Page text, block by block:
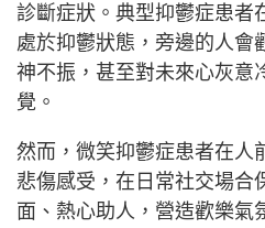
診斷症狀。典型抑鬱症患者
處於抑鬱狀態，旁邊的人會
神不振，甚至對未來心灰意
覺。
然而，微笑抑鬱症患者在人
悲傷感受，在日常社交場合
面、熱心助人，營造歡樂氣